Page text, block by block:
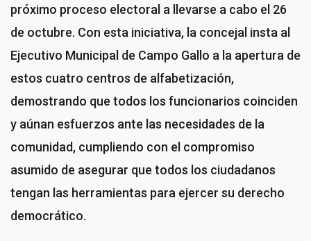
próximo proceso electoral a llevarse a cabo el 26
de octubre. Con esta iniciativa, la concejal insta al
Ejecutivo Municipal de Campo Gallo a la apertura de
estos cuatro centros de alfabetización,
demostrando que todos los funcionarios coinciden
y aúnan esfuerzos ante las necesidades de la
comunidad, cumpliendo con el compromiso
asumido de asegurar que todos los ciudadanos
tengan las herramientas para ejercer su derecho
democrático.